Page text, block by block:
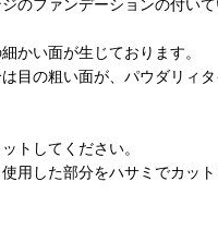
のファンデーションの付い
かい面が生じております。
目の粗い面が、パウダリィ
トしてください。
用した部分をハサミでカット